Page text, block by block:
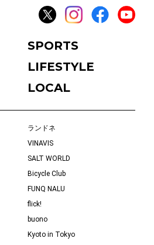
SPORTS
LIFESTYLE
LOCAL
ランドネ
VINAVIS
SALT WORLD
Bicycle Club
FUNQ NALU
flick!
buono
Kyoto in Tokyo